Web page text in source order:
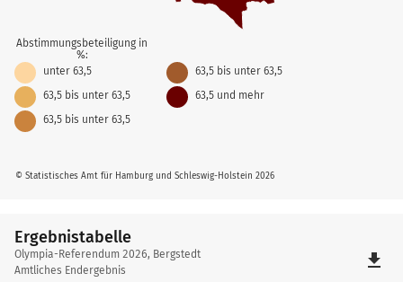
© Statistisches Amt für Hamburg und Schleswig-Holstein 2026
Abstimmungsbeteiligung in
%:
unter 63,5
63,5 bis unter 63,5
63,5 bis unter 63,5
63,5 bis unter 63,5
63,5 und mehr
Ergebnistabelle
Ergebnistabelle
Olympia-Referendum 2026, Bergstedt
Amtliches Endergebnis
file_download